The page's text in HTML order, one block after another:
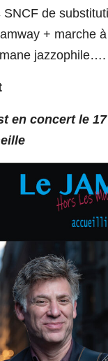
SNCF de
+ marche
jazzophile….
en concert le